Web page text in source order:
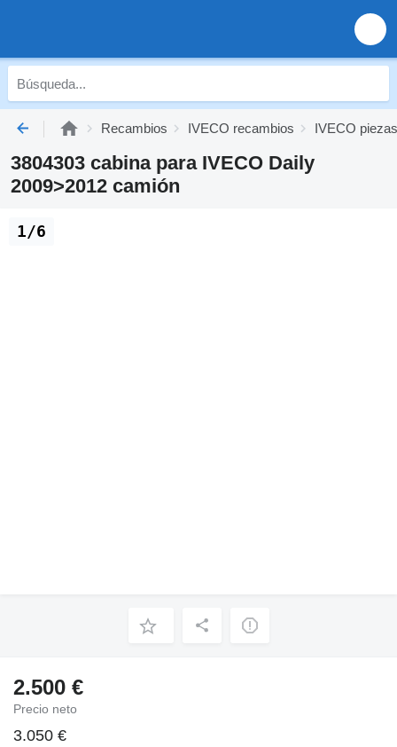
Recambios IVECO recambios IVECO
3804303 cabina para IVECO Daily
2009>2012 camión
1/6
2.500 €
Precio neto
3.050 €